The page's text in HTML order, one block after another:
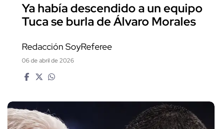
Ya había descendido a un equipo
Tuca se burla de Álvaro Morales
Redacción SoyReferee
06 de abril de 2026